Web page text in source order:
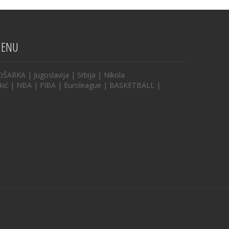
| Jugoslavija | Srbija | Nikola
| NBA | FIBA | Euroleague | BASKETBALL |